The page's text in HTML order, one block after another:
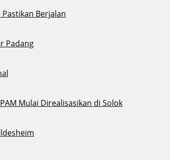
Berjalan
Padang
Mulai Direalisasikan di Solok